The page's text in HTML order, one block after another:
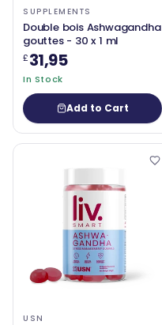
SUPPLEMENTS
Double bois Ashwagandha
gouttes - 30 x 1 ml
£31,95
In Stock
Add to Cart
USN